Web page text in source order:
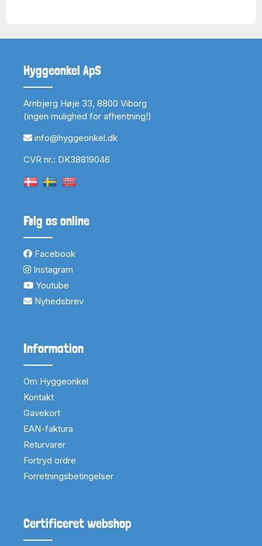
Hyggeonkel ApS
Arnbjerg Høje 33, 8800 Viborg
(ingen mulighed for afhentning!)
info@hyggeonkel.dk
CVR nr.: DK38819046
Følg os online
Facebook
Instagram
Youtube
Nyhedsbrev
Information
Om Hyggeonkel
Kontakt
Gavekort
EAN-faktura
Returvarer
Fortryd ordre
Forretningsbetingelser
Certificeret webshop